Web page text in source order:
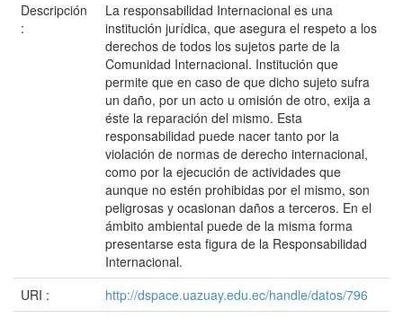
Descripción
:
La responsabilidad Internacional es una
institución jurídica, que asegura el respeto a los
derechos de todos los sujetos parte de la
Comunidad Internacional. Institución que
permite que en caso de que dicho sujeto sufra
un daño, por un acto u omisión de otro, exija a
éste la reparación del mismo. Esta
responsabilidad puede nacer tanto por la
violación de normas de derecho internacional,
como por la ejecución de actividades que
aunque no estén prohibidas por el mismo, son
peligrosas y ocasionan daños a terceros. En el
ámbito ambiental puede de la misma forma
presentarse esta figura de la Responsabilidad
Internacional.
URI :
http://dspace.uazuay.edu.ec/handle/datos/796